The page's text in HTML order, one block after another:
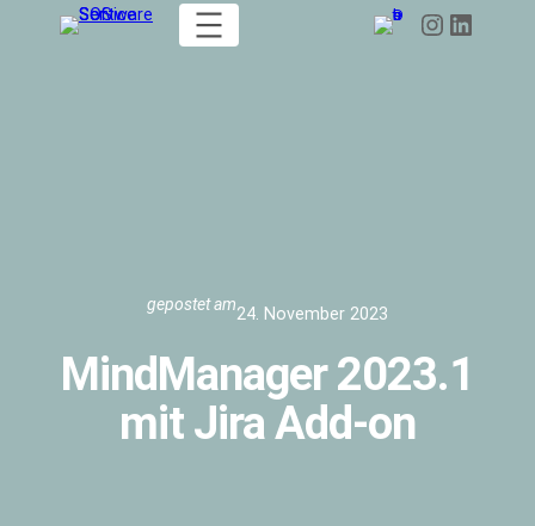
Instagram LinkedIn
gepostet am24. November 2023
MindManager 2023.1
mit Jira Add-on